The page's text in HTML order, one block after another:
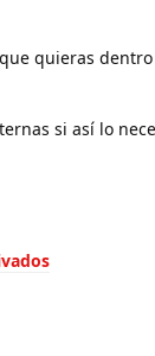
quieras
si así lo